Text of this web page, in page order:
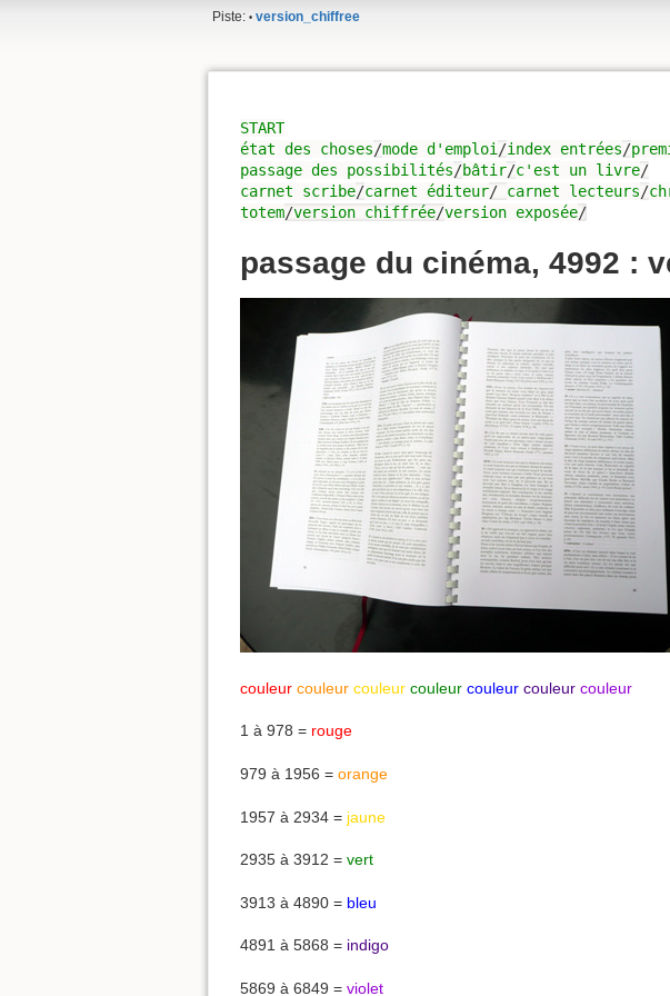
Piste: • version_chiffree
START
état des choses/mode d'emploi /index entrées/
passage des possibilités/bâtir/c'est un livre/
carnet scribe/carnet éditeur/ carnet lecteurs/
totem/version chiffrée/version exposée/
passage du cinéma, 4992 :
couleur couleur couleur couleur couleur couleur couleur
1 à 978 = rouge
979 à 1956 = orange
1957 à 2934 = jaune
2935 à 3912 = vert
3913 à 4890 = bleu
4891 à 5868 = indigo
5869 à 6849 = violet